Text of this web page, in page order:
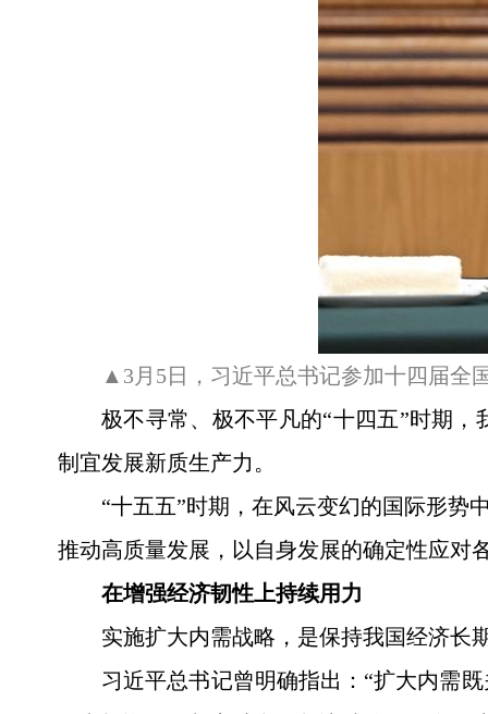
▲3月5日，习近平总书记参加十四届全
极不寻常、极不平凡的“十四五”时期
制宜发展新质生产力。
“十五五”时期，在风云变幻的国际形势
推动高质量发展，以自身发展的确定性应对
在增强经济韧性上持续用力
实施扩大内需战略，是保持我国经济长
习近平总书记曾明确指出：“扩大内需